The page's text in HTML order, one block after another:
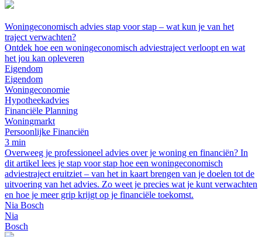
Woningeconomisch advies stap voor stap – wat kun je van het
traject verwachten?
Ontdek hoe een woningeconomisch adviestraject verloopt en wat
het jou kan opleveren
Eigendom
Eigendom
Woningeconomie
Hypotheekadvies
Financiële Planning
Woningmarkt
Persoonlijke Financiën
3 min
Overweeg je professioneel advies over je woning en financiën? In
dit artikel lees je stap voor stap hoe een woningeconomisch
adviestraject eruitziet – van het in kaart brengen van je doelen tot de
uitvoering van het advies. Zo weet je precies wat je kunt verwachten
en hoe je meer grip krijgt op je financiële toekomst.
Nia Bosch
Nia
Bosch